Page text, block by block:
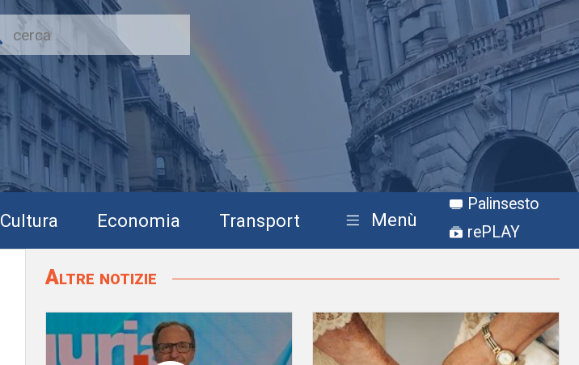
Cultura Economia Transport Menù
Palinsesto
rePLAY
Altre notizie